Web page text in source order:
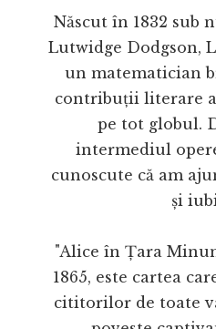
Născut în 1832 sub
Lutwidge Dodgson,
un matematician
contribuții literare
pe tot globul.
intermediul
cunoscute că am
și
"Alice în Țara
1865, este cartea
cititorilor de toate